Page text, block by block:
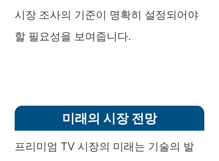
시장 조사의 기준이 명확히 설정되어야
할 필요성을 보여줍니다.
미래의 시장 전망
프리미엄 TV 시장의 미래는 기술의 발